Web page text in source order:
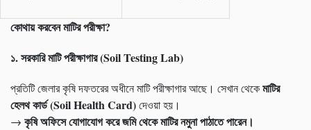
কোথায় করবেন মাটির পরীক্ষা?
১.সরকারি মাটি পরীক্ষাগার (Soil Testing Lab)
প্রতিটি জেলার কৃষি দফতরের অধীনে মাটি পরীক্ষাগার আছে। সেখান থেকেমাটির
হেলথ কার্ড (Soil Health Card)দেওয়া হয়।
→ কৃষি অফিসে যোগাযোগ করে জমি থেকে মাটির নমুনা পাঠাতে পারেন।